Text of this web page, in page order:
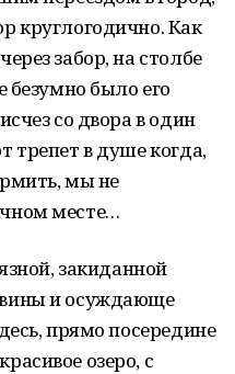
круглогодично. Как
забор, на столбе
безумно было его
со двора в один
трепет в душе когда,
мы не
месте…
закиданной
и осуждающе
прямо посередине
озеро, с